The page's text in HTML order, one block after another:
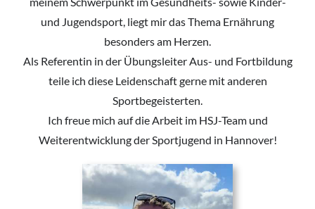
und Jugendsport, liegt mir das Thema Ernährung
besonders am Herzen.
Als Referentin in der Übungsleiter Aus- und Fortbildung
teile ich diese Leidenschaft gerne mit anderen
Sportbegeisterten.
Ich freue mich auf die Arbeit im HSJ-Team und
Weiterentwicklung der Sportjugend in Hannover!